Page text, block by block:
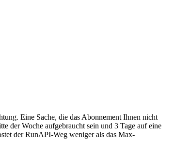
Eine Sache, die das Abonnement Ihnen nicht
der Woche aufgebraucht sein und 3 Tage auf eine
der RunAPI-Weg weniger als das Max-